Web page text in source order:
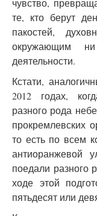
чувство,
те, кто берут
пакостей,
окружающим
деятельности.
Кстати,
2012 годах,
разного рода
прокремлевских
то есть по всем
антиоранжевой
поедали разного
ходе этой
пятьдесят или